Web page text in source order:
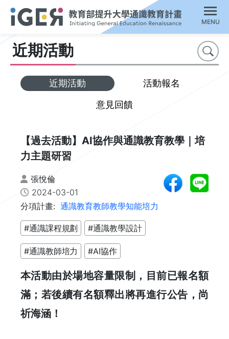
MENU
近期活動 搜尋
近期活動
活動報名
意見回饋
【過去活動】AI協作與通識教育教學｜培
力主題研習
張悅倫
2024-03-01
分項計畫: 通識教育教師教學知能培力
#通識課程規劃 #通識教學設計
#通識教師培力 #AI協作
本活動由於場地容量限制，目前已報名額
滿；若後續有名額釋出將再進行公告，尚
祈海涵！